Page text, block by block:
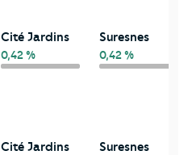
Cité Jardins
0,42 %
Suresnes
0,42 %
Cité Jardins Suresnes